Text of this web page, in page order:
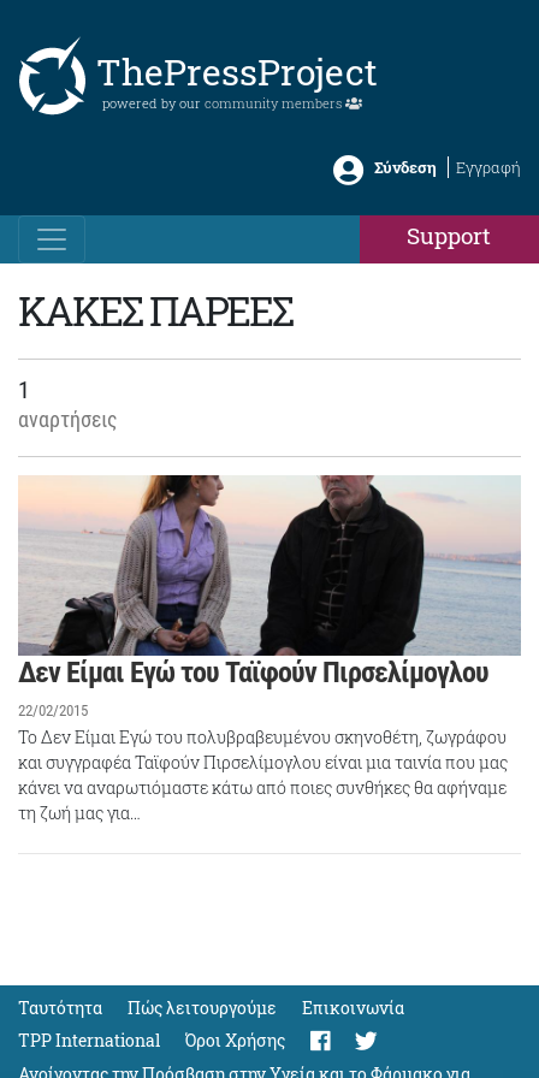
ThePressProject
powered by our community members
Σύνδεση Εγγραφή
Support
ΚΑΚΕΣ ΠΑΡΕΕΣ
1
αναρτήσεις
Δεν Είμαι Εγώ του Ταϊφούν Πιρσελίμογλου
22/02/2015
Το Δεν Είμαι Εγώ του πολυβραβευμένου σκηνοθέτη, ζωγράφου
και συγγραφέα Ταϊφούν Πιρσελίμογλου είναι μια ταινία που μας
κάνει να αναρωτιόμαστε κάτω από ποιες συνθήκες θα αφήναμε
τη ζωή μας για…
Ταυτότητα Πώς λειτουργούμε
Eπικοινωνία
TPP International
Όροι Χρήσης